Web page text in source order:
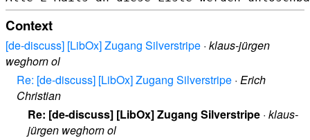
Context
[de-discuss] [LibOx] Zugang Silverstripe · klaus-jürgen
weghorn ol
Re: [de-discuss] [LibOx] Zugang Silverstripe · Erich
Christian
Re: [de-discuss] [LibOx] Zugang Silverstripe · klaus-
jürgen weghorn ol